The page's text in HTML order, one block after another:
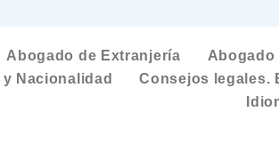
Abogado de Extranjería Abogado
Nacionalidad
Consejos legales.